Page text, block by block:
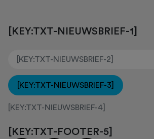
[KEY:TXT-NIEUWSBRIEF-1]
[KEY:TXT-NIEUWSBRIEF-3]
[KEY:TXT-NIEUWSBRIEF-4]
[KEY:TXT-FOOTER-5]